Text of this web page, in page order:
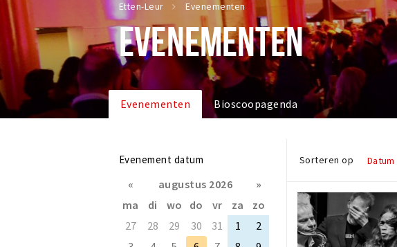
Etten-Leur Evenementen
EVENEMENTEN
Evenementen Bioscoopagenda
Evenement datum
« augustus 2026
»
ma
di wo do vr za
zo
27
28 29 30 31 1
2
Sorteren op Datum